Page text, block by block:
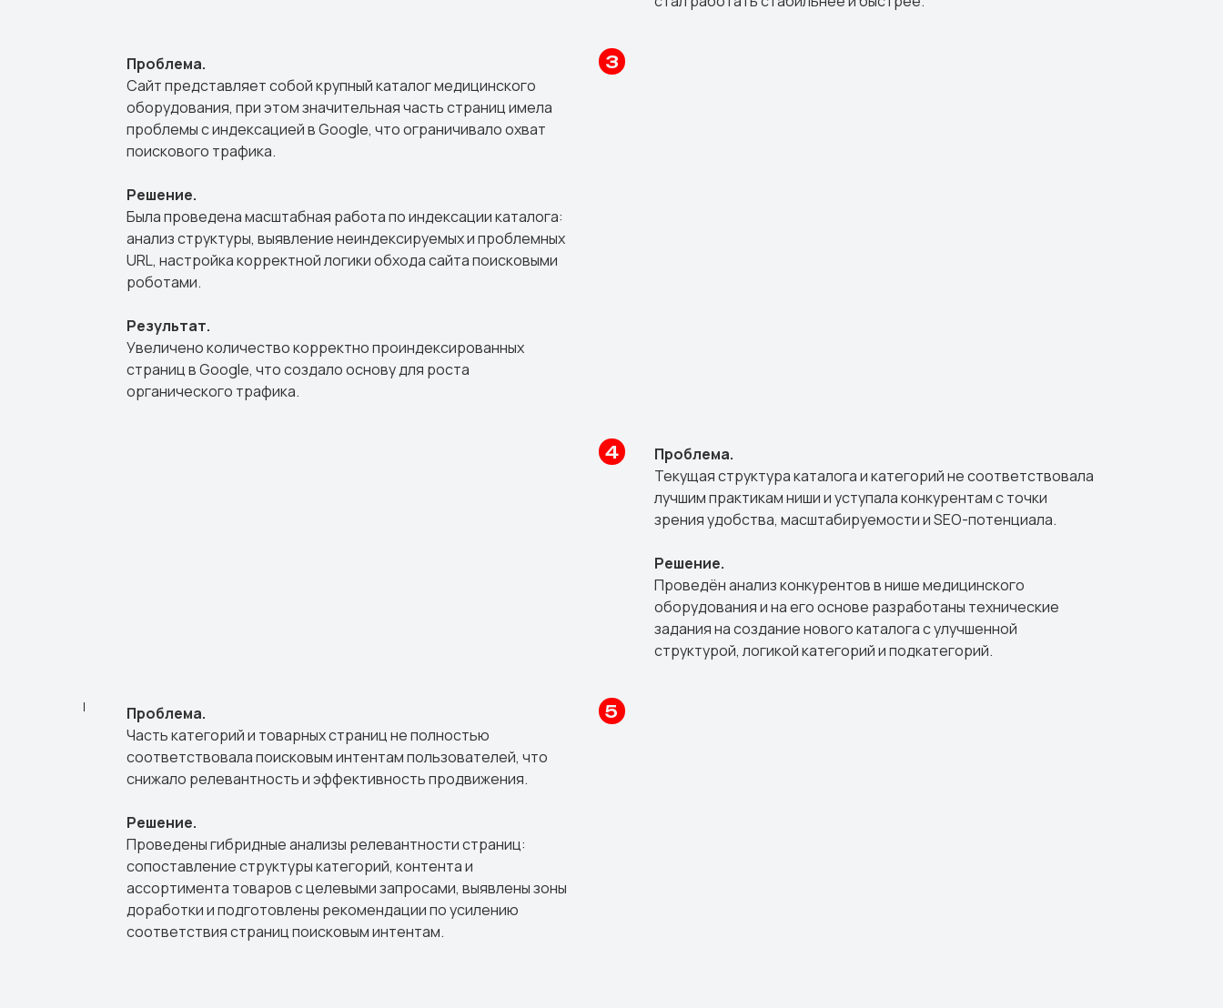
Проблема.
Сайт представляет собой крупный каталог медицинского
оборудования, при этом значительная часть страниц имела
проблемы с индексацией в Google, что ограничивало охват
поискового трафика.
Решение.
Была проведена масштабная работа по индексации каталога:
анализ структуры, выявление неиндексируемых и проблемных
URL, настройка корректной логики обхода сайта поисковыми
роботами.
Результат.
Увеличено количество корректно проиндексированных
страниц в Google, что создало основу для роста
органического трафика.
Проблема.
Текущая структура каталога и категорий не соответствовала
лучшим практикам ниши и уступала конкурентам с точки
зрения удобства, масштабируемости и SEO-потенциала.
Решение.
Проведён анализ конкурентов в нише медицинского
оборудования и на его основе разработаны технические
задания на создание нового каталога с улучшенной
структурой, логикой категорий и подкатегорий.
Проблема.
Часть категорий и товарных страниц не полностью
соответствовала поисковым интентам пользователей, что
снижало релевантность и эффективность продвижения.
Решение.
Проведены гибридные анализы релевантности страниц:
сопоставление структуры категорий, контента и
ассортимента товаров с целевыми запросами, выявлены зоны
доработки и подготовлены рекомендации по усилению
соответствия страниц поисковым интентам.